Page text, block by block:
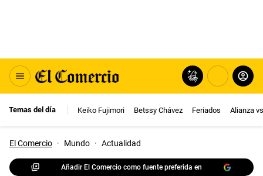
Temas del día Keiko Fujimori Betssy Chávez Feriados Alianza
El Comercio · Mundo · Actualidad
Añadir El Comercio como fuente preferida en